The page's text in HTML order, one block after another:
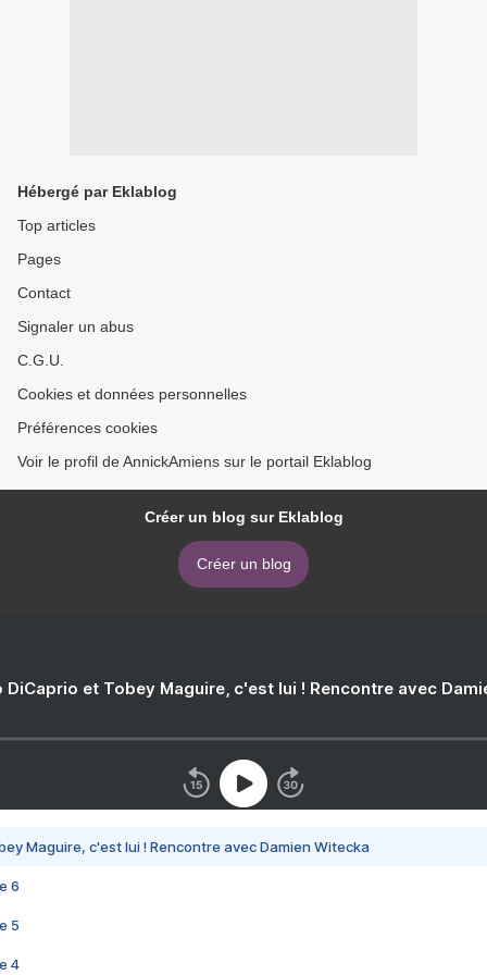
Hébergé par Eklablog
Top articles
Pages
Contact
Signaler un abus
C.G.U.
Cookies et données personnelles
Préférences cookies
Voir le profil de AnnickAmiens sur le portail Eklablog
Créer un blog sur Eklablog
Créer un blog
DiCaprio et Tobey Maguire, c'est lui ! Rencontre avec
Maguire, c'est lui ! Rencontre avec Damien Witecka
6
5
4